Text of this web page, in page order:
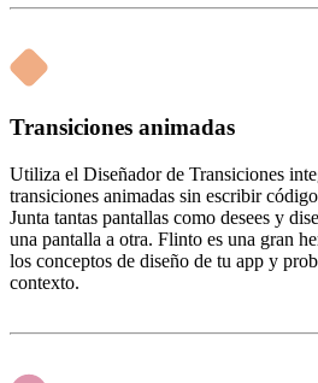
Transiciones animadas
Utiliza el Diseñador de Transiciones
transiciones animadas sin escribir
Junta tantas pantallas como desees y
una pantalla a otra. Flinto es una gran
los conceptos de diseño de tu app y
contexto.